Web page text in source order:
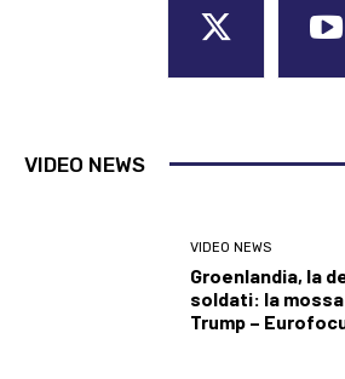
VIDEO NEWS
VIDEO NEWS
Groenlandia, la
soldati: la
Trump –